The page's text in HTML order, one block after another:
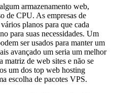
armazenamento web,
de CPU. As empresas de
planos para que cada
para suas necessidades. Um
ser usados para manter um
avançado um seria um melhor
matriz de web sites e não se
um dos top web hosting
escolha de pacotes VPS.